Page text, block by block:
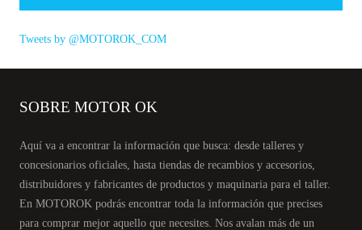
Tweets by @MOTOROK_COM
SOBRE MOTOR OK
Aquí va a encontrar la información que busca: desde talleres y
concesionarios oficiales, hasta tiendas de recambios y accesorios,
distribuidores y fabricantes de productos y maquinaria para el taller.
En MOTOROK podrás encontrar toda la información que precises
para comprar mejor aquello que necesites. Nos avalan más de un